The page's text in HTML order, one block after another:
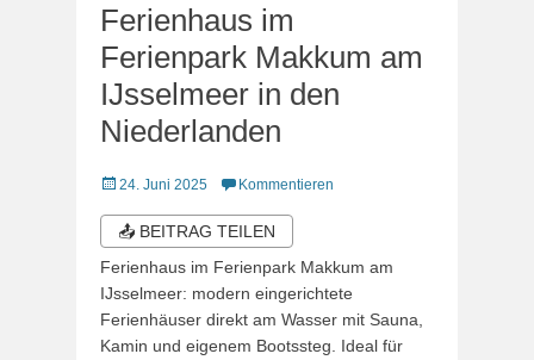
Ferienhaus im
Ferienpark Makkum am
IJsselmeer in den
Niederlanden
Veröffentlicht
24. Juni 2025 Kommentieren
📤 BEITRAG TEILEN
Ferienhaus im Ferienpark Makkum am
IJsselmeer: modern eingerichtete
Ferienhäuser direkt am Wasser mit Sauna,
Kamin und eigenem Bootssteg. Ideal für